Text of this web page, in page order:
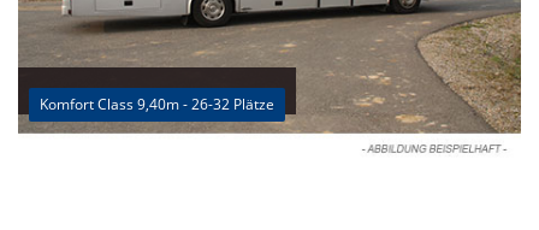
Komfort Class 9,40m - 26-32 Plätze